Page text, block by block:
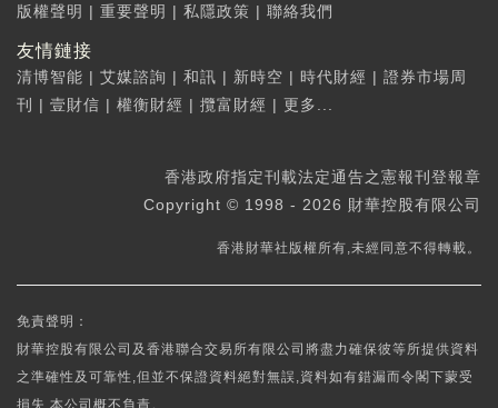
版權聲明 | 重要聲明 | 私隱政策 | 聯絡我們
友情鏈接
清博智能 | 艾媒諮詢 | 和訊 | 新時空 | 時代財經 | 證券市場周
刊
| 壹財信 | 權衡財經 | 攬富財經 | 更多...
香港政府指定刊載法定通告之憲報刊登報章
Copyright © 1998 - 2026 財華控股有限公司
香港財華社版權所有,未經同意不得轉載。
免責聲明：
財華控股有限公司及香港聯合交易所有限公司將盡力確保彼等所提供資料
之準確性及可靠性,但並不保證資料絕對無誤,資料如有錯漏而令閣下蒙受
損失,本公司概不負責。